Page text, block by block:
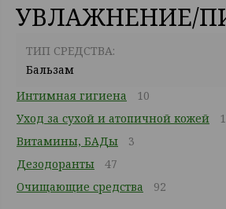
УВЛАЖНЕНИЕ/
ТИП СРЕДСТВА:
Бальзам
Интимная гигиена
10
Уход за сухой и атопичной кожей
Витамины, БАДы
3
Дезодоранты
47
Очищающие средства
92